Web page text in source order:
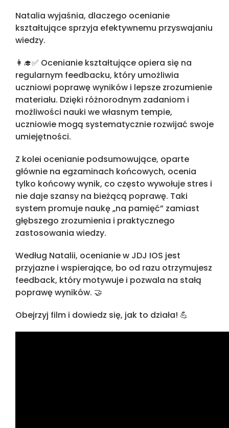
Natalia wyjaśnia, dlaczego ocenianie
kształtujące sprzyja efektywnemu przyswajaniu
wiedzy.
👩‍🎓✅ Ocenianie kształtujące opiera się na
regularnym feedbacku, który umożliwia
uczniowi poprawę wyników i lepsze zrozumienie
materiału. Dzięki różnorodnym zadaniom i
możliwości nauki we własnym tempie,
uczniowie mogą systematycznie rozwijać swoje
umiejętności.
Z kolei ocenianie podsumowujące, oparte
głównie na egzaminach końcowych, ocenia
tylko końcowy wynik, co często wywołuje stres i
nie daje szansy na bieżącą poprawę. Taki
system promuje naukę „na pamięć” zamiast
głębszego zrozumienia i praktycznego
zastosowania wiedzy.
Według Natalii, ocenianie w JDJ IOS jest
przyjazne i wspierające, bo od razu otrzymujesz
feedback, który motywuje i pozwala na stałą
poprawę wyników. 🤝
Obejrzyj film i dowiedz się, jak to działa! 💪